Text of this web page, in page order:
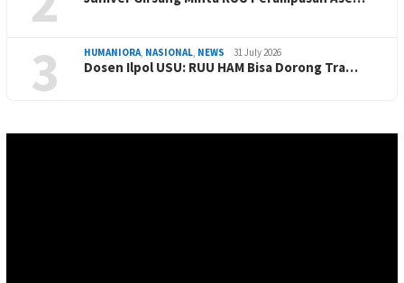
3 HUMANIORA, NASIONAL, NEWS 31 July 2026
Dosen Ilpol USU: RUU HAM Bisa Dorong Tra…